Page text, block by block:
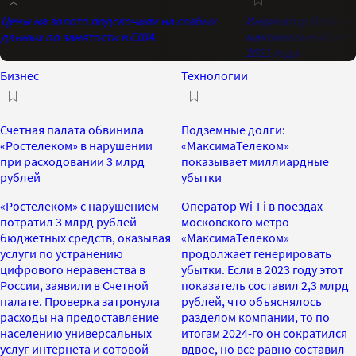
Цены на золото подскочили на слабых
данных по занятости в США
Индикатор Bank of
максимальный
2021 года
Бизнес
Счетная палата обвинила
«Ростелеком» в нарушении
при расходовании 3 млрд
рублей
«Ростелеком» с нарушением
потратил 3 млрд рублей
бюджетных средств, оказывая
услуги по устранению
цифрового неравенства в
России, заявили в Счетной
палате. Проверка затронула
расходы на предоставление
населению универсальных
услуг интернета и сотовой
Технологии
Подземные долги:
«МаксимаТелеком»
показывает миллиардные
убытки
Оператор Wi-Fi в поездах
московского метро
«МаксимаТелеком»
продолжает генерировать
убытки. Если в 2023 году этот
показатель составил 2,3 млрд
рублей, что объяснялось
разделом компании, то по
итогам 2024-го он сократился
вдвое, но все равно составил